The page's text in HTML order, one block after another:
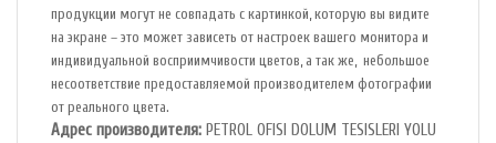
продукции могут не совпадать с картинкой, которую вы видите
на экране – это может зависеть от настроек вашего монитора и
индивидуальной восприимчивости цветов, а так же, небольшое
несоответствие предоставляемой производителем фотографии
от реального цвета.
Адрес производителя: PETROL OFlSl DOLUM TESISLERI YOLU